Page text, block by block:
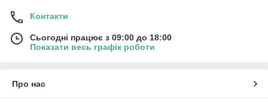
Контакти
Сьогодні працює з 09:00 до 18:00
Показати весь графік роботи
Про нас